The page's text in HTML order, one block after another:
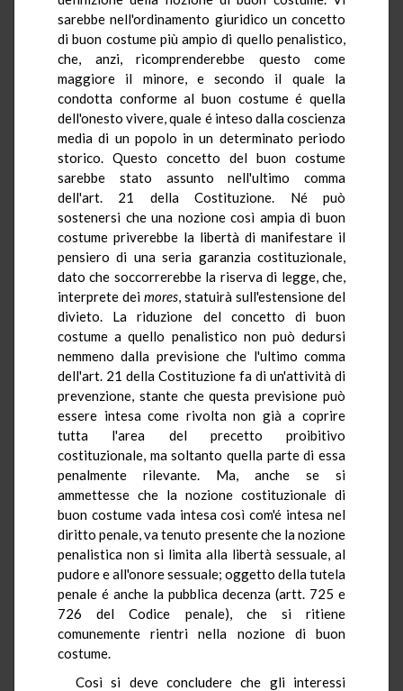
sarebbe nell'ordinamento giuridico un concetto
di buon costume più ampio di quello penalistico,
che, anzi, ricomprenderebbe questo come
maggiore il minore, e secondo il quale la
condotta conforme al buon costume é quella
dell'onesto vivere, quale é inteso dalla coscienza
media di un popolo in un determinato periodo
storico. Questo concetto del buon costume
sarebbe stato assunto nell'ultimo comma
dell'art. 21 della Costituzione. Né può
sostenersi che una nozione così ampia di buon
costume priverebbe la libertà di manifestare il
pensiero di una seria garanzia costituzionale,
dato che soccorrerebbe la riserva di legge, che,
interprete dei mores, statuirà sull'estensione del
divieto. La riduzione del concetto di buon
costume a quello penalistico non può dedursi
nemmeno dalla previsione che l'ultimo comma
dell'art. 21 della Costituzione fa di un'attività di
prevenzione, stante che questa previsione può
essere intesa come rivolta non già a coprire
tutta l'area del precetto proibitivo
costituzionale, ma soltanto quella parte di essa
penalmente rilevante. Ma, anche se si
ammettesse che la nozione costituzionale di
buon costume vada intesa così com'é intesa nel
diritto penale, va tenuto presente che la nozione
penalistica non si limita alla libertà sessuale, al
pudore e all'onore sessuale; oggetto della tutela
penale é anche la pubblica decenza (artt. 725 e
726 del Codice penale), che si ritiene
comunemente rientri nella nozione di buon
costume.
Così si deve concludere che gli interessi